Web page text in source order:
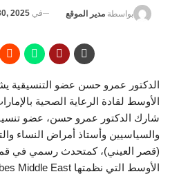
بواسطة مدير الموقع في 2025
الدكتور عمرو حسن عضو
الأوسط لقادة الرعاية الصحية
شارك الدكتور عمرو حسن، عضو
والسياسيين وأستاذ أمراض النساء
(قصر العيني)، كمتحدث رسمي في